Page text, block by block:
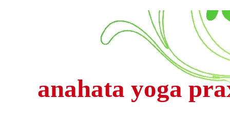
anahata yoga